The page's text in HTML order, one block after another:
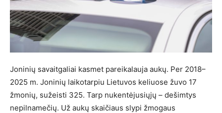
Joninių savaitgaliai kasmet pareikalauja aukų. Per 2018–
2025 m. Joninių laikotarpiu Lietuvos keliuose žuvo 17
žmonių, sužeisti 325. Tarp nukentėjusiųjų – dešimtys
nepilnamečių. Už aukų skaičiaus slypi žmogaus